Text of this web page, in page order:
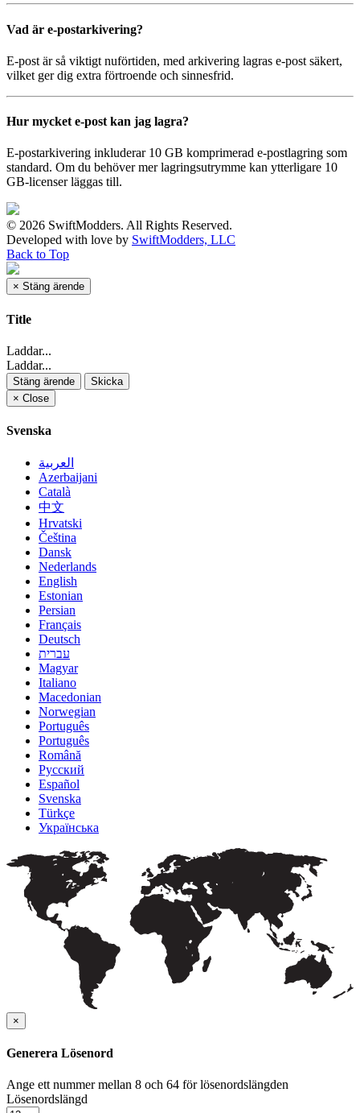
Vad är e-postarkivering?
E-post är så viktigt nuförtiden, med arkivering lagras e-post säkert,
vilket ger dig extra förtroende och sinnesfrid.
Hur mycket e-post kan jag lagra?
E-postarkivering inkluderar 10 GB komprimerad e-postlagring som
standard. Om du behöver mer lagringsutrymme kan ytterligare 10
GB-licenser läggas till.
© 2026 SwiftModders. All Rights Reserved.
Developed with love by SwiftModders, LLC
Back to Top
× Stäng ärende
Title
Laddar...
Laddar...
Stäng ärende
Skicka
× Close
Svenska
العربية
Azerbaijani
Català
中文
Hrvatski
Čeština
Dansk
Nederlands
English
Estonian
Persian
Français
Deutsch
עברית
Magyar
Italiano
Macedonian
Norwegian
Português
Português
Română
Русский
Español
Svenska
Türkçe
Українська
×
Generera Lösenord
Ange ett nummer mellan 8 och 64 för lösenordslängden
Lösenordslängd